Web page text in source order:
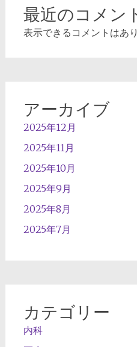
最近のコメン
表示できるコメントはあ
アーカイブ
2025年12月
2025年11月
2025年10月
2025年9月
2025年8月
2025年7月
カテゴリー
内科